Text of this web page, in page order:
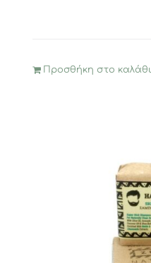
Προσθήκη στο καλάθι